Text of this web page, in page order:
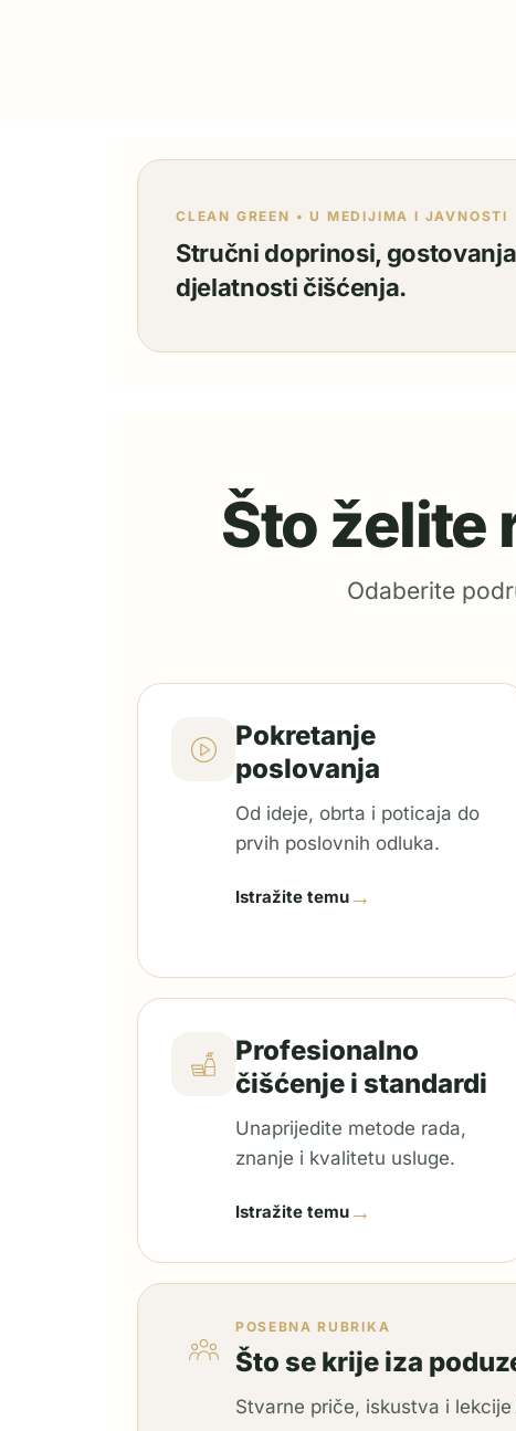
CLEAN GREEN • U MEDIJIMA I JAVNOSTI
Stručni doprinosi,
djelatnosti čišćenja.
Što želite
Odaberite
Pokretanje
poslovanja
Od ideje, obrta i poticaja do
prvih poslovnih odluka.
Istražite temu →
Profesionalno
čišćenje i standardi
Unaprijedite metode rada,
znanje i kvalitetu usluge.
Istražite temu →
POSEBNA RUBRIKA
Što se krije iza
Stvarne priče, iskustva i